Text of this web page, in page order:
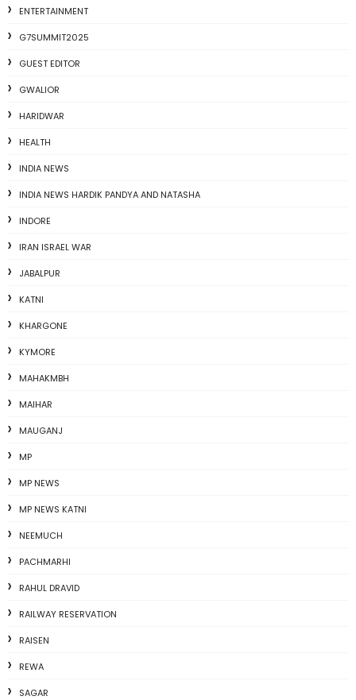
ENTERTAINMENT
G7SUMMIT2025
GUEST EDITOR
GWALIOR
HARIDWAR
HEALTH
INDIA NEWS
INDIA NEWS HARDIK PANDYA AND NATASHA
INDORE
IRAN ISRAEL WAR
JABALPUR
KATNI
KHARGONE
KYMORE
MAHAKMBH
MAIHAR
MAUGANJ
MP
MP NEWS
MP NEWS KATNI
NEEMUCH
PACHMARHI
RAHUL DRAVID
RAILWAY RESERVATION
RAISEN
REWA
SAGAR